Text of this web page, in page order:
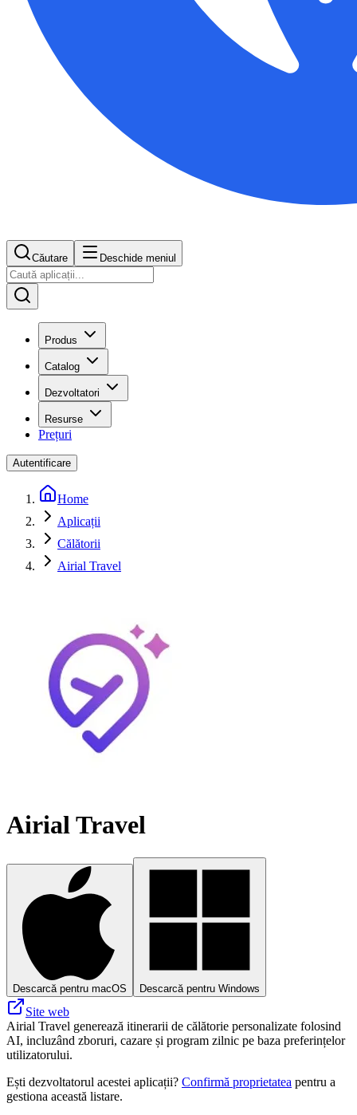
Căutare Deschide meniul
Produs
Catalog
Dezvoltatori
Resurse
Prețuri
Autentificare
Home
Aplicații
Călătorii
Airial Travel
Airial Travel
Descarcă pentru macOS Descarcă pentru Windows
Site web
Airial Travel generează itinerarii de călătorie personalizate folosind
AI, incluzând zboruri, cazare și program zilnic pe baza preferințelor
utilizatorului.
Ești dezvoltatorul acestei aplicații? Confirmă proprietatea pentru a
gestiona această listare.